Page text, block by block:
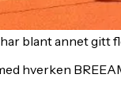
blant annet gitt
hverken